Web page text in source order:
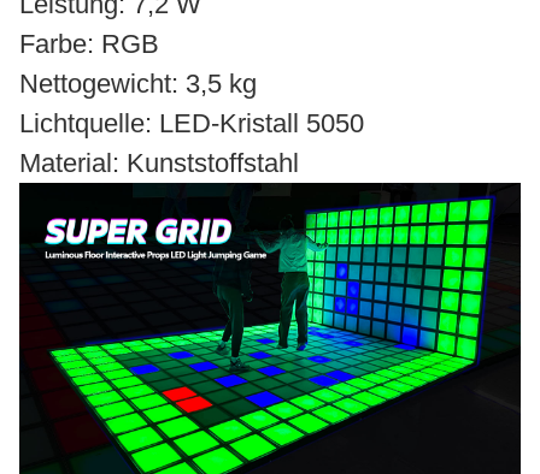
Farbe: RGB
Nettogewicht: 3,5 kg
Lichtquelle: LED-Kristall 5050
Material: Kunststoffstahl